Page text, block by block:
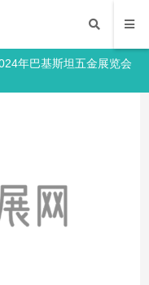
年巴基斯坦五金展览会